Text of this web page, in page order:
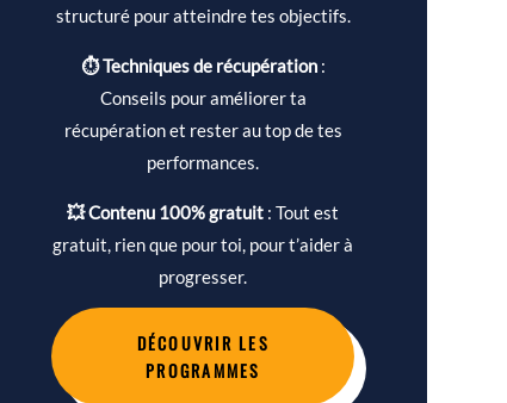
structuré pour atteindre tes objectifs.
⏱ Techniques de récupération :
Conseils pour améliorer ta
récupération et rester au top de tes
performances.
💥 Contenu 100% gratuit : Tout est
gratuit, rien que pour toi, pour t’aider à
progresser.
DÉCOUVRIR LES
PROGRAMMES